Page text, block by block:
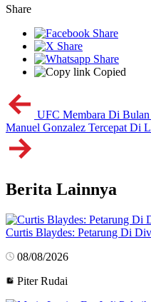
Share
Copied
UFC Membara Di
Manuel Gonzalez Tercepat Di
Berita Lainnya
Curtis Blaydes: Petarung Di
08/08/2026
Piter Rudai